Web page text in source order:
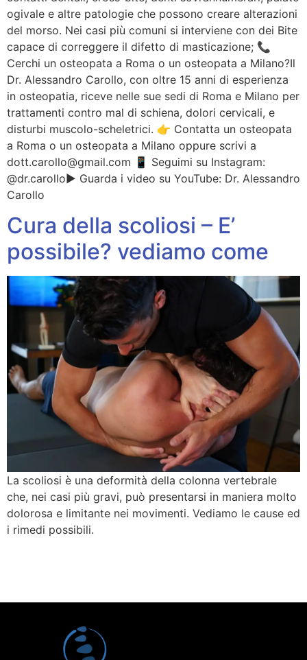
ogivale e altre patologie che possono creare alterazioni
del morso. Nei casi più comuni si interviene con dei Bite
capace di correggere il difetto di masticazione; 📞
Cerchi un osteopata a Roma o un osteopata a Milano?Il
Dr. Alessandro Carollo, con oltre 15 anni di esperienza
in osteopatia, riceve nelle sue sedi di Roma e Milano per
trattamenti contro mal di schiena, dolori cervicali, e
disturbi muscolo-scheletrici. 👉 Contatta un osteopata
a Roma o un osteopata a Milano oppure scrivi a
dott.carollo@gmail.com 📱 Seguimi su Instagram:
@dr.carollo▶️ Guarda i video su YouTube: Dr. Alessandro
Carollo
Cura della scoliosi – E’
possibile? vediamo come
La scoliosi è una deformità della colonna vertebrale
che, nei casi più gravi, può presentarsi in maniera molto
dolorosa e limitante nei movimenti. Vediamo le cause ed
i rimedi possibili.